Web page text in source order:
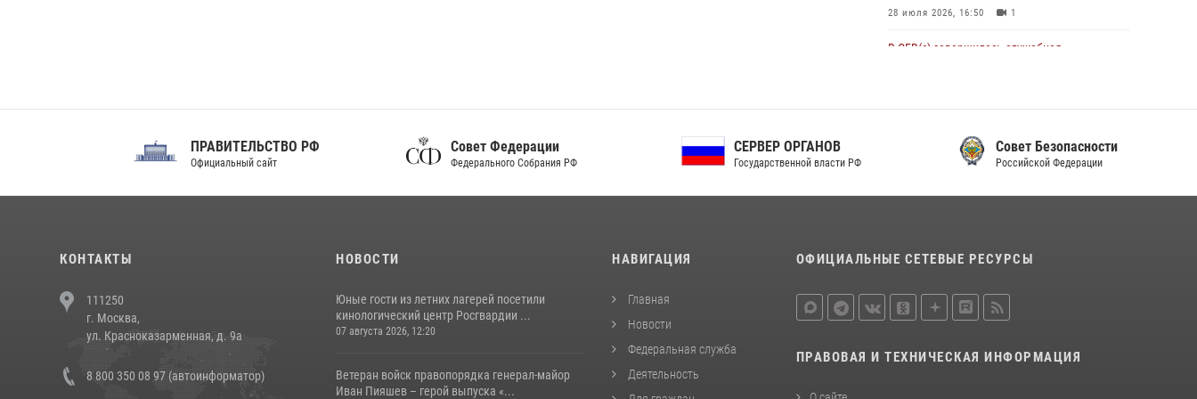
28 июля 2026, 16:50
1
В ОГВ(с) завершилась служебная
20 июля 2026, 09:25 3
Директор Росгвардии Герой России генерал
армии Виктор Золотов поздравил
Праздник «Один день с Росгвардией» к 105-
Поклонной горе
При силовой поддержке СОБР Росгвардии в
ПРАВИТЕЛЬСТВО РФ
Официальный сайт
Совет Федерации
Федерального Собрания РФ
СЕРВЕР ОРГАНОВ
Государственной власти РФ
Совет Безопасности
Российской Федерации
КОНТАКТЫ
111250
г. Москва,
ул. Красноказарменная, д. 9а
8 800 350 08 97 (автоинформатор)
НОВОСТИ
Юные гости из летних лагерей посетили
кинологический центр Росгвардии ...
07 августа 2026, 12:20
Ветеран войск правопорядка генерал-майор
Иван Пияшев – герой выпуска «...
НАВИГАЦИЯ
Главная
Новости
Федеральная служба
Деятельность
ОФИЦИАЛЬНЫЕ СЕТЕВЫЕ РЕСУРСЫ
ПРАВОВАЯ И ТЕХНИЧЕСКАЯ ИНФОРМАЦИЯ